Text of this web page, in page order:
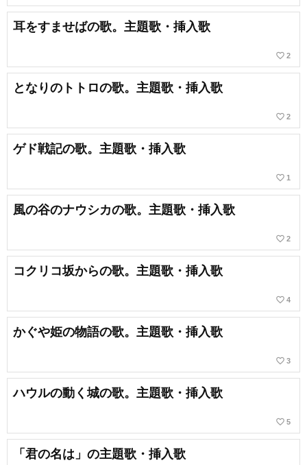
耳をすませばの歌。主題歌・挿入歌
favorite_border 2
となりのトトロの歌。主題歌・挿入歌
favorite_border 2
ゲド戦記の歌。主題歌・挿入歌
favorite_border 1
風の谷のナウシカの歌。主題歌・挿入歌
favorite_border 2
コクリコ坂からの歌。主題歌・挿入歌
favorite_border 4
かぐや姫の物語の歌。主題歌・挿入歌
favorite_border 3
ハウルの動く城の歌。主題歌・挿入歌
favorite_border 5
「君の名は」の主題歌・挿入歌